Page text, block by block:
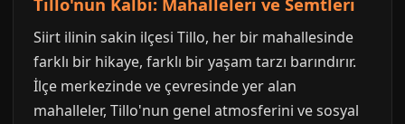
Siirt ilinin sakin ilçesi Tillo, her bir mahallesinde
farklı bir hikaye, farklı bir yaşam tarzı barındırır.
İlçe merkezinde ve çevresinde yer alan
mahalleler, Tillo'nun genel atmosferini ve sosyal